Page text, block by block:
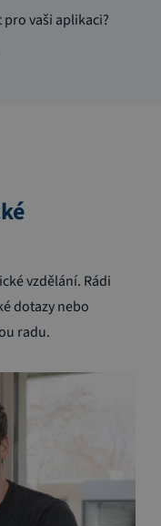
vaši aplikaci?
vzdělání. Rádi
dotazy nebo
radu.